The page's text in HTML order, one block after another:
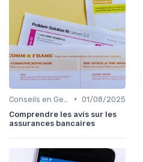
• 01/08/2025
Comprendre les avis sur les
assurances bancaires